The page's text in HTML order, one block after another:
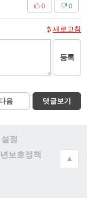
0
0
새로고침
등록
다음 댓글보기
설정
보호정책
▲